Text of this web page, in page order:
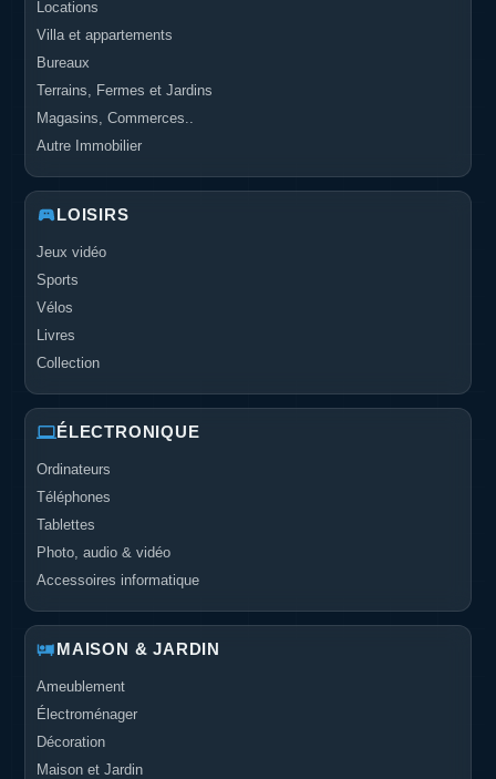
Locations
Villa et appartements
Bureaux
Terrains, Fermes et Jardins
Magasins, Commerces..
Autre Immobilier
LOISIRS
Jeux vidéo
Sports
Vélos
Livres
Collection
ÉLECTRONIQUE
Ordinateurs
Téléphones
Tablettes
Photo, audio & vidéo
Accessoires informatique
MAISON & JARDIN
Ameublement
Électroménager
Décoration
Maison et Jardin